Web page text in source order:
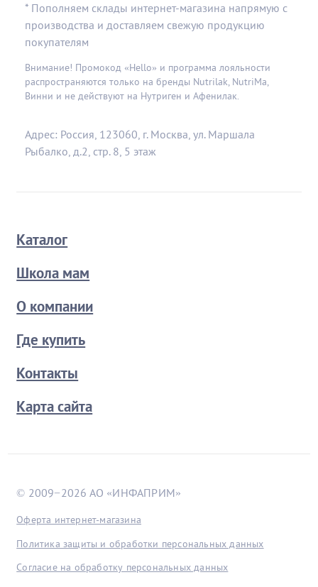
* Пополняем склады интернет-магазина напрямую с
производства и доставляем свежую продукцию
покупателям
Внимание! Промокод «Hello» и программа лояльности
распространяются только на бренды Nutrilak, NutriMa,
Винни и не действуют на Нутриген и Афенилак.
Адрес: Россия, 123060, г. Москва, ул. Маршала
Рыбалко, д.2, стр. 8, 5 этаж
Каталог
Школа мам
О компании
Где купить
Контакты
Карта сайта
© 2009−2026 АО «ИНФАПРИМ»
Оферта интернет-магазина
Политика защиты и обработки персональных данных
Согласие на обработку персональных данных